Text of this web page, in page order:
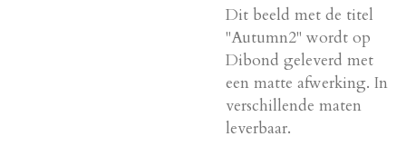
Dit beeld met de titel
"Autumn2" wordt op
Dibond geleverd met
een matte afwerking. In
verschillende maten
leverbaar.